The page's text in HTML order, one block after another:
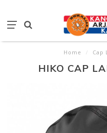
Home / Cap
HIKO CAP